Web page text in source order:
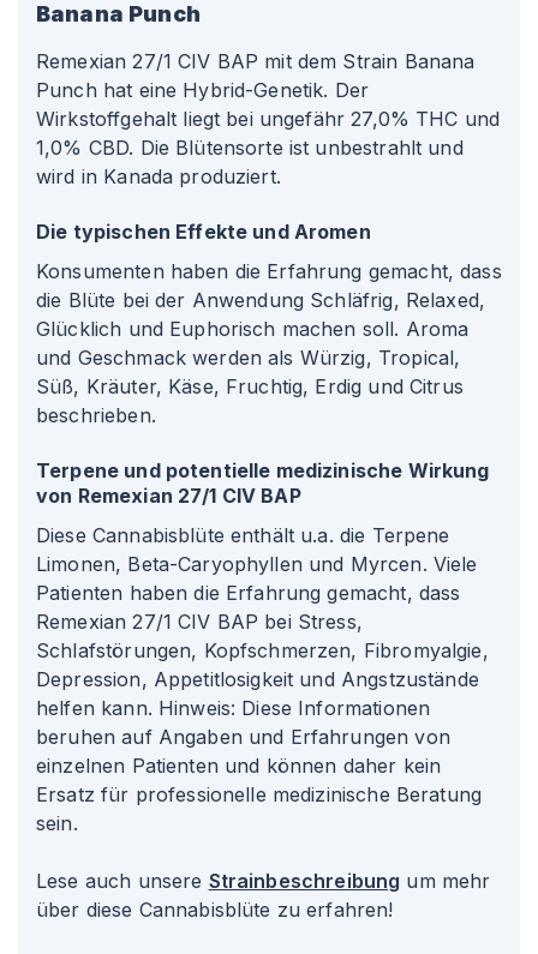
Banana Punch
Remexian 27/1 CIV BAP mit dem Strain Banana
Punch hat eine Hybrid-Genetik. Der
Wirkstoffgehalt liegt bei ungefähr 27,0% THC und
1,0% CBD. Die Blütensorte ist unbestrahlt und
wird in Kanada produziert.
Die typischen Effekte und Aromen
Konsumenten haben die Erfahrung gemacht, dass
die Blüte bei der Anwendung Schläfrig, Relaxed,
Glücklich und Euphorisch machen soll. Aroma
und Geschmack werden als Würzig, Tropical,
Süß, Kräuter, Käse, Fruchtig, Erdig und Citrus
beschrieben.
Terpene und potentielle medizinische Wirkung
von Remexian 27/1 CIV BAP
Diese Cannabisblüte enthält u.a. die Terpene
Limonen, Beta-Caryophyllen und Myrcen. Viele
Patienten haben die Erfahrung gemacht, dass
Remexian 27/1 CIV BAP bei Stress,
Schlafstörungen, Kopfschmerzen, Fibromyalgie,
Depression, Appetitlosigkeit und Angstzustände
helfen kann. Hinweis: Diese Informationen
beruhen auf Angaben und Erfahrungen von
einzelnen Patienten und können daher kein
Ersatz für professionelle medizinische Beratung
sein.
Lese auch unsere Strainbeschreibung um mehr
über diese Cannabisblüte zu erfahren!